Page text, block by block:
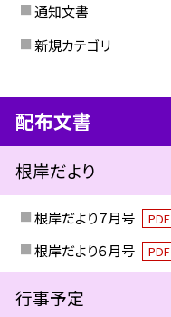
通知文書
新規カテゴリ
配布文書
根岸だより
根岸だより７月号 PDF
根岸だより６月号
PDF
行事予定